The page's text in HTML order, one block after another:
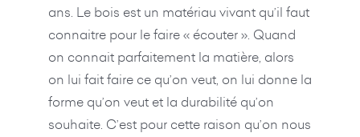
ans. Le bois est un matériau vivant qu’il faut
connaitre pour le faire « écouter ». Quand
on connait parfaitement la matière, alors
on lui fait faire ce qu’on veut, on lui donne la
forme qu’on veut et la durabilité qu’on
souhaite. C’est pour cette raison qu’on nous